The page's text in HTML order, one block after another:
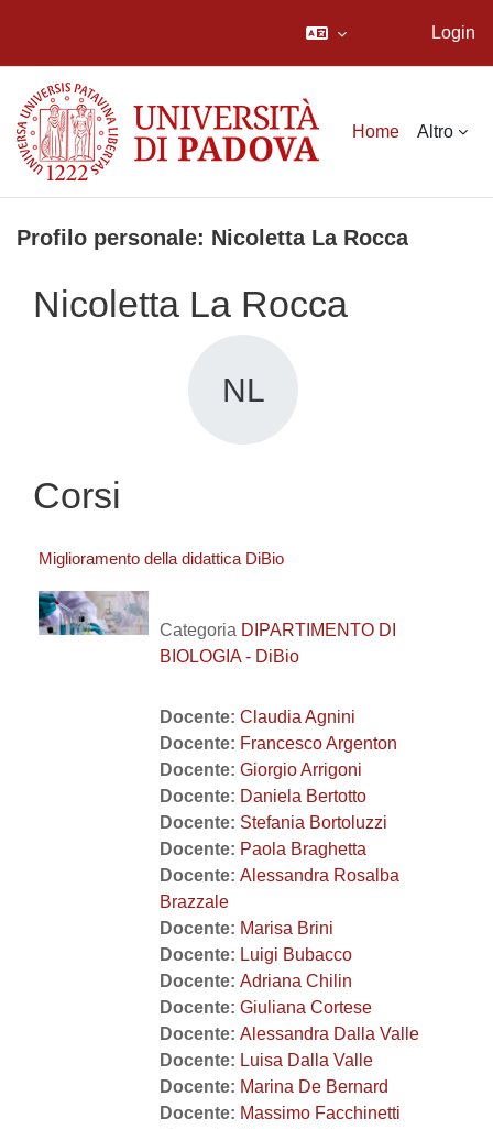
Login
Home Altro
Profilo personale: Nicoletta La Rocca
Nicoletta La Rocca
NL
Corsi
Miglioramento della didattica DiBio
Categoria DIPARTIMENTO DI
BIOLOGIA - DiBio
Docente: Claudia Agnini
Docente: Francesco Argenton
Docente: Giorgio Arrigoni
Docente: Daniela Bertotto
Docente: Stefania Bortoluzzi
Docente: Paola Braghetta
Docente: Alessandra Rosalba
Brazzale
Docente: Marisa Brini
Docente: Luigi Bubacco
Docente: Adriana Chilin
Docente: Giuliana Cortese
Docente: Alessandra Dalla Valle
Docente: Luisa Dalla Valle
Docente: Marina De Bernard
Docente: Massimo Facchinetti